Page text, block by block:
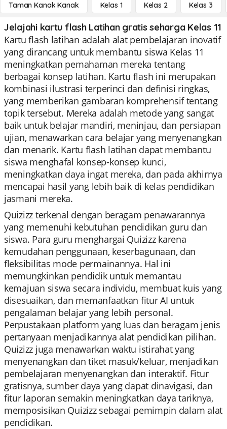
Taman Kanak Kanak Kelas 1 Kelas 2 Kelas 3
Jelajahi kartu flash Latihan gratis seharga Kelas 11
Kartu flash latihan adalah alat pembelajaran inovatif
yang dirancang untuk membantu siswa Kelas 11
meningkatkan pemahaman mereka tentang
berbagai konsep latihan. Kartu flash ini merupakan
kombinasi ilustrasi terperinci dan definisi ringkas,
yang memberikan gambaran komprehensif tentang
topik tersebut. Mereka adalah metode yang sangat
baik untuk belajar mandiri, meninjau, dan persiapan
ujian, menawarkan cara belajar yang menyenangkan
dan menarik. Kartu flash latihan dapat membantu
siswa menghafal konsep-konsep kunci,
meningkatkan daya ingat mereka, dan pada akhirnya
mencapai hasil yang lebih baik di kelas pendidikan
jasmani mereka.
Quizizz terkenal dengan beragam penawarannya
yang memenuhi kebutuhan pendidikan guru dan
siswa. Para guru menghargai Quizizz karena
kemudahan penggunaan, keserbagunaan, dan
fleksibilitas mode permainannya. Hal ini
memungkinkan pendidik untuk memantau
kemajuan siswa secara individu, membuat kuis yang
disesuaikan, dan memanfaatkan fitur AI untuk
pengalaman belajar yang lebih personal.
Perpustakaan platform yang luas dan beragam jenis
pertanyaan menjadikannya alat pendidikan pilihan.
Quizizz juga menawarkan waktu istirahat yang
menyenangkan dan tiket masuk/keluar, menjadikan
pembelajaran menyenangkan dan interaktif. Fitur
gratisnya, sumber daya yang dapat dinavigasi, dan
fitur laporan semakin meningkatkan daya tariknya,
memposisikan Quizizz sebagai pemimpin dalam alat
pendidikan.